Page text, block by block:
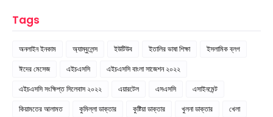
Tags
অনলাইন ইনকাম অ্যাম্বুলেন্স ইউটিউব ইতালির ভাষা শিক্ষা
ইসলামিক ব্লগ
ঈদের মেসেজ
এইচএসসি
এইচএসসি বাংলা সাজেশন ২০২২
এইচএসসি সংক্ষিপ্ত সিলেবাস ২০২২
এয়ারটেল এসএসসি
এসাইনমেন্ট
কিয়ামতের আলামত
কুমিল্লা ডাক্তার কুষ্টিয়া ডাক্তার খুলনা ডাক্তার
খেলা